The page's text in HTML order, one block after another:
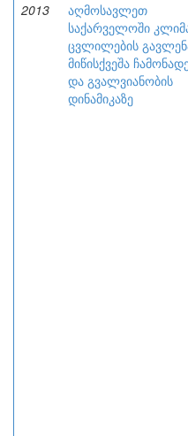
2013
აღმოსავლეთ
საქარველოში
ცვლილების
მიწისქვეშა
და გვალვიანობის
დინამიკაზე